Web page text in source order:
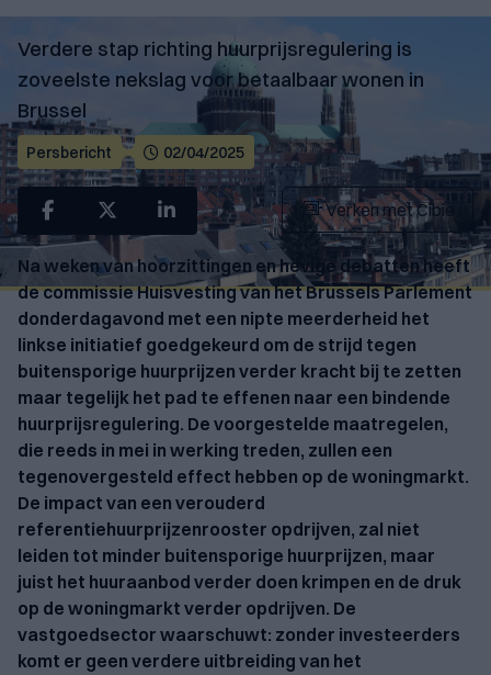
Verdere stap richting huurprijsregulering is
zoveelste nekslag voor betaalbaar wonen in
Brussel
Persbericht 02/04/2025
Verken met Cibie
Na weken van hoorzittingen en hevige debatten heeft
de commissie Huisvesting van het Brussels Parlement
donderdagavond met een nipte meerderheid het
linkse initiatief goedgekeurd om de strijd tegen
buitensporige huurprijzen verder kracht bij te zetten
maar tegelijk het pad te effenen naar een bindende
huurprijsregulering. De voorgestelde maatregelen,
die reeds in mei in werking treden, zullen een
tegenovergesteld effect hebben op de woningmarkt.
De impact van een verouderd
referentiehuurprijzenrooster opdrijven, zal niet
leiden tot minder buitensporige huurprijzen, maar
juist het huuraanbod verder doen krimpen en de druk
op de woningmarkt verder opdrijven. De
vastgoedsector waarschuwt: zonder investeerders
komt er geen verdere uitbreiding van het